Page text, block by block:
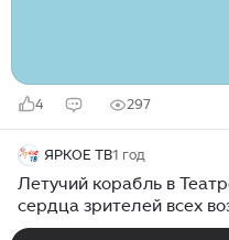
4 297
ЯРКОЕ ТВ1 год
Летучий корабль в
сердца зрителей всех
так красиво и